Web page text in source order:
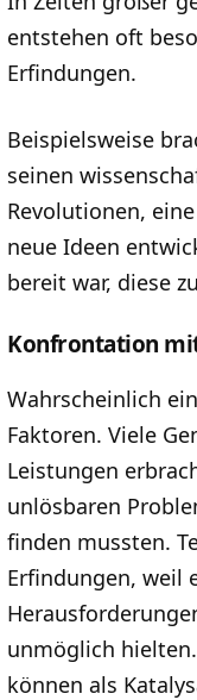
entstehen oft
Erfindungen.
Beispielsweise
seinen
Revolutionen,
neue Ideen
bereit war, diese
Konfrontation
Wahrscheinlich
Faktoren. Viele
Leistungen
unlösbaren
finden mussten.
Erfindungen, weil
unmöglich
können als